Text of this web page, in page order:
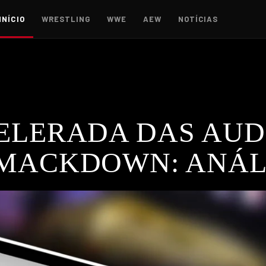
INÍCIO WRESTLING WWE AEW NOTÍCIAS
DAS
para menos de 1 milhão de telespectadores,
WRESTLING NEWS , WWE